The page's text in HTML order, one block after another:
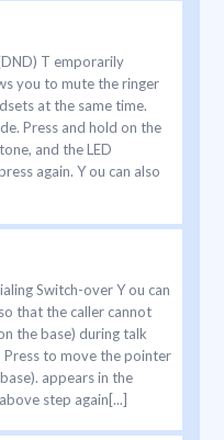
T emporarily
you to mute the ringer
at the same time.
Press and hold on the
and the LED
again. Y ou can also
Switch-over Y ou can
that the caller cannot
the base) during talk
Press to move the pointer
appears in the
step again[...]